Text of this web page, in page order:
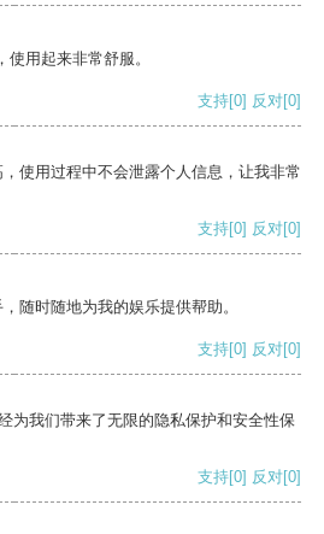
用起来非常舒服。
支持[0] 反对[0]
使用过程中不会泄露个人信息，让我非常
支持[0] 反对[0]
随时随地为我的娱乐提供帮助。
支持[0] 反对[0]
为我们带来了无限的隐私保护和安全性保
支持[0] 反对[0]